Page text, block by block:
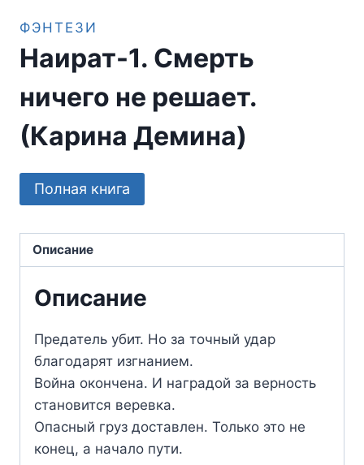
ФЭНТЕЗИ
Наират-1. Смерть
ничего не решает.
(Карина Демина)
Полная книга
Описание
Описание
Предатель убит. Но за точный удар
благодарят изгнанием.
Война окончена. И наградой за верность
становится веревка.
Опасный груз доставлен. Только это не
конец, а начало пути.